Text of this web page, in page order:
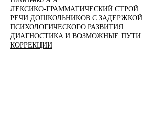
ЛЕКСИКО-ГРАММАТИЧЕСКИЙ СТРОЙ
РЕЧИ ДОШКОЛЬНИКОВ С ЗАДЕРЖКОЙ
ПСИХОЛОГИЧЕСКОГО РАЗВИТИЯ:
ДИАГНОСТИКА И ВОЗМОЖНЫЕ ПУТИ
КОРРЕКЦИИ